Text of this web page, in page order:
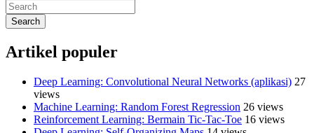
Artikel populer
Deep Learning: Convolutional Neural Networks (aplikasi) 27
views
Machine Learning: Random Forest Regression 26 views
Reinforcement Learning: Bermain Tic-Tac-Toe 16 views